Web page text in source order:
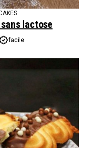
lactose
facile